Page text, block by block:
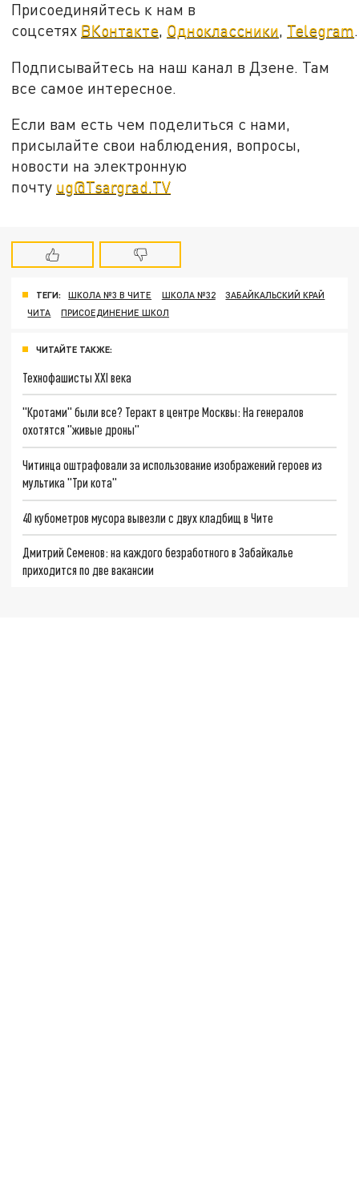
Присоединяйтесь к нам в
соцсетях ВКонтакте, Одноклассники, Telegram.
Подписывайтесь на наш канал в Дзене. Там
все самое интересное.
Если вам есть чем поделиться с нами,
присылайте свои наблюдения, вопросы,
новости на электронную
почту ug@Tsargrad.TV
ТЕГИ: ШКОЛА №3 В ЧИТЕ ШКОЛА №32
ЗАБАЙКАЛЬСКИЙ КРАЙ
ЧИТА
ПРИСОЕДИНЕНИЕ ШКОЛ
ЧИТАЙТЕ ТАКЖЕ:
Технофашисты XXI века
"Кротами" были все? Теракт в центре Москвы: На генералов
охотятся "живые дроны"
Читинца оштрафовали за использование изображений героев из
мультика "Три кота"
40 кубометров мусора вывезли с двух кладбищ в Чите
Дмитрий Семенов: на каждого безработного в Забайкалье
приходится по две вакансии